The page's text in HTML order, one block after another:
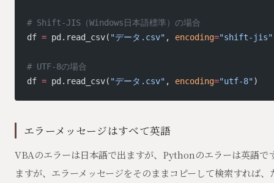
# Shift-JIS（Windows日本語標準）の場合
df = pd.read_csv( "データ.csv" , encoding="shift-jis"
# UTF-8の場合
df = pd.read_csv( "データ.csv" , encoding="utf-8")
エラーメッセージはすべて英語
VBAのエラーは日本語で出ますが、Pythonのエラーは英語で
ますが、エラーメッセージをそのままコピーして検索すれば